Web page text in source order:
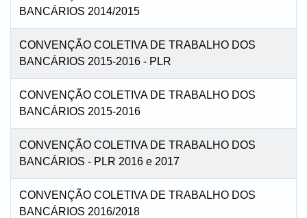
BANCÁRIOS 2014/2015
CONVENÇÃO COLETIVA DE TRABALHO DOS
BANCÁRIOS 2015-2016 - PLR
CONVENÇÃO COLETIVA DE TRABALHO DOS
BANCÁRIOS 2015-2016
CONVENÇÃO COLETIVA DE TRABALHO DOS
BANCÁRIOS - PLR 2016 e 2017
CONVENÇÃO COLETIVA DE TRABALHO DOS
BANCÁRIOS 2016/2018